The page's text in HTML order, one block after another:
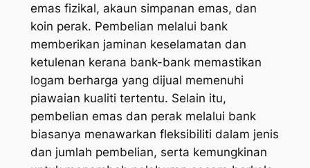
emas fizikal, akaun simpanan emas, dan
koin perak. Pembelian melalui bank
memberikan jaminan keselamatan dan
ketulenan kerana bank-bank memastikan
logam berharga yang dijual memenuhi
piawaian kualiti tertentu. Selain itu,
pembelian emas dan perak melalui bank
biasanya menawarkan fleksibiliti dalam jenis
dan jumlah pembelian, serta kemungkinan